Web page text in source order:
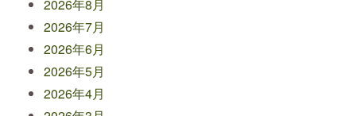
2026年8月
2026年7月
2026年6月
2026年5月
2026年4月